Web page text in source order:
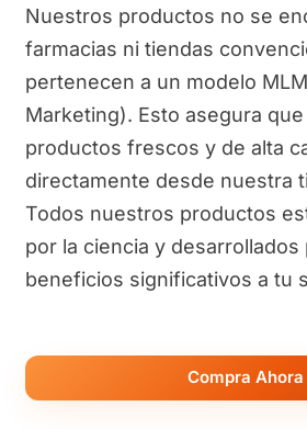
Nuestros productos no se
farmacias ni tiendas
pertenecen a un modelo
Marketing). Esto asegura
productos frescos y de alta
directamente desde nuestra
Todos nuestros productos
por la ciencia y
beneficios significativos a tu
Compra Ahora